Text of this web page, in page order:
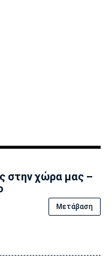
στην χώρα μας –
Μετάβαση